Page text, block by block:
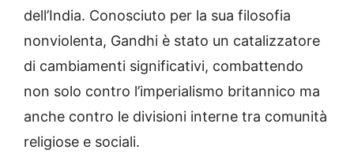
dell’India. Conosciuto per la sua filosofia
nonviolenta, Gandhi è stato un catalizzatore
di cambiamenti significativi, combattendo
non solo contro l’imperialismo britannico ma
anche contro le divisioni interne tra comunità
religiose e sociali.